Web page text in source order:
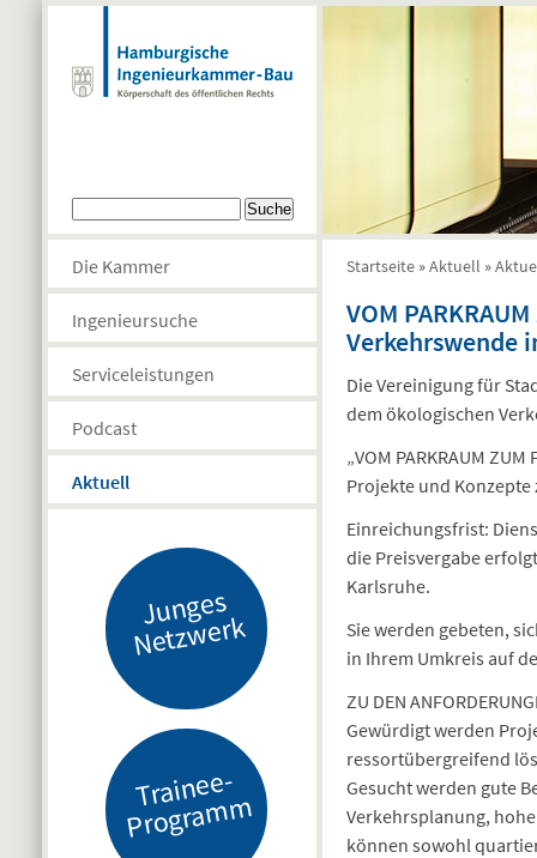
Direkt zum Inhalt
Suchformular
Die Kammer
Ingenieursuche
Serviceleistungen
Podcast
Aktuell
J
u
n
g
es
N
etz
w
er
k
Tr
ai
n
e
e-
Pr
o
gr
a
m
m
Startseite »Aktuell »
VOM
Verkehrswende
Die Vereinigung für
dem ökologischen
„VOM PARKRAUM ZUM
Projekte und
Einreichungsfrist:
die Preisvergabe
Karlsruhe.
Sie werden gebeten,
in Ihrem Umkreis auf
ZU DEN
Gewürdigt werden
ressortübergreifend
Gesucht werden gute
Verkehrsplanung,
können sowohl